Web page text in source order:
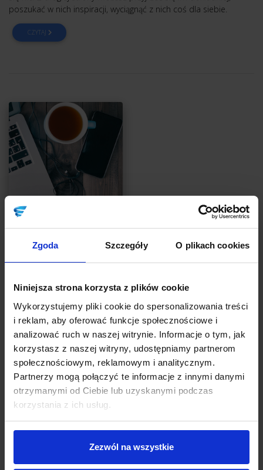
Zgoda Szczegóły O plikach cookies
Niniejsza strona korzysta z plików cookie
Wykorzystujemy pliki cookie do spersonalizowania treści
i reklam, aby oferować funkcje społecznościowe i
analizować ruch w naszej witrynie. Informacje o tym, jak
korzystasz z naszej witryny, udostępniamy partnerom
społecznościowym, reklamowym i analitycznym.
Partnerzy mogą połączyć te informacje z innymi danymi
otrzymanymi od Ciebie lub uzyskanymi podczas
korzystania z ich usług.
Zezwól na wszystkie
poszukać w nich inspiracji, wyciągnąć z nich coś dla siebie.
CZYTAJ
3 ważne lekcje, których udzielił kiedyś Steve
Autor:Anna Pudło
Steve Jobs to współzałożyciel Apple Inc., ikona rewolucji
informatycznej oraz wielki wizjoner. To w jego garażu kilkadziesiąt
lat temu powstał pierwszy komputer Apple, to dzięki niemu
używamy dzisiaj iPhonów, iPadów, iPodów, iMaców, MacBooków
i innych sprzętów z logo nadgryzionego jabłuszka. To dzięki
niemu firma Apple Inc., jest dzisiaj jednym z największych
producentów komputerów na świecie.
CZYTAJ